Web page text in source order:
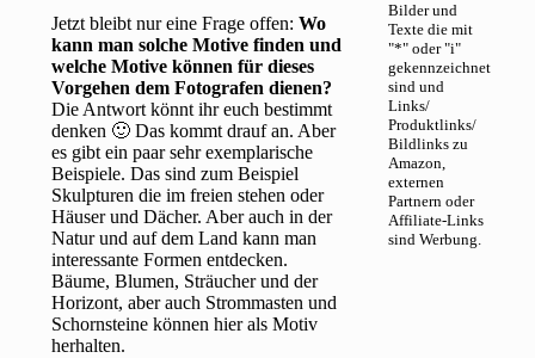
Jetzt bleibt nur eine Frage offen:Wo
kann man solche Motive finden und
welche Motive können für dieses
Vorgehen dem Fotografen dienen?
Die Antwort könnt ihr euch bestimmt
denken 🙂 Das kommt drauf an. Aber
es gibt ein paar sehr exemplarische
Beispiele. Das sind zum Beispiel
Skulpturen die im freien stehen oder
Häuser und Dächer. Aber auch in der
Natur und auf dem Land kann man
interessante Formen entdecken.
Bäume, Blumen, Sträucher und der
Horizont, aber auch Strommasten und
Schornsteine können hier als Motiv
herhalten.
Bilder und
Texte die mit
"*" oder "i"
gekennzeichnet
sind und
Links/
Produktlinks/
Bildlinks zu
Amazon,
externen
Partnern oder
Affiliate-Links
sind Werbung.